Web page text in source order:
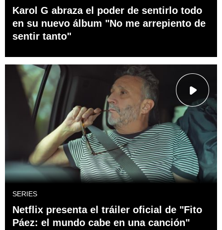
Karol G abraza el poder de sentirlo todo
en su nuevo álbum "No me arrepiento de
sentir tanto"
SERIES
Netflix presenta el tráiler oficial de "Fito
Páez: el mundo cabe en una canción"